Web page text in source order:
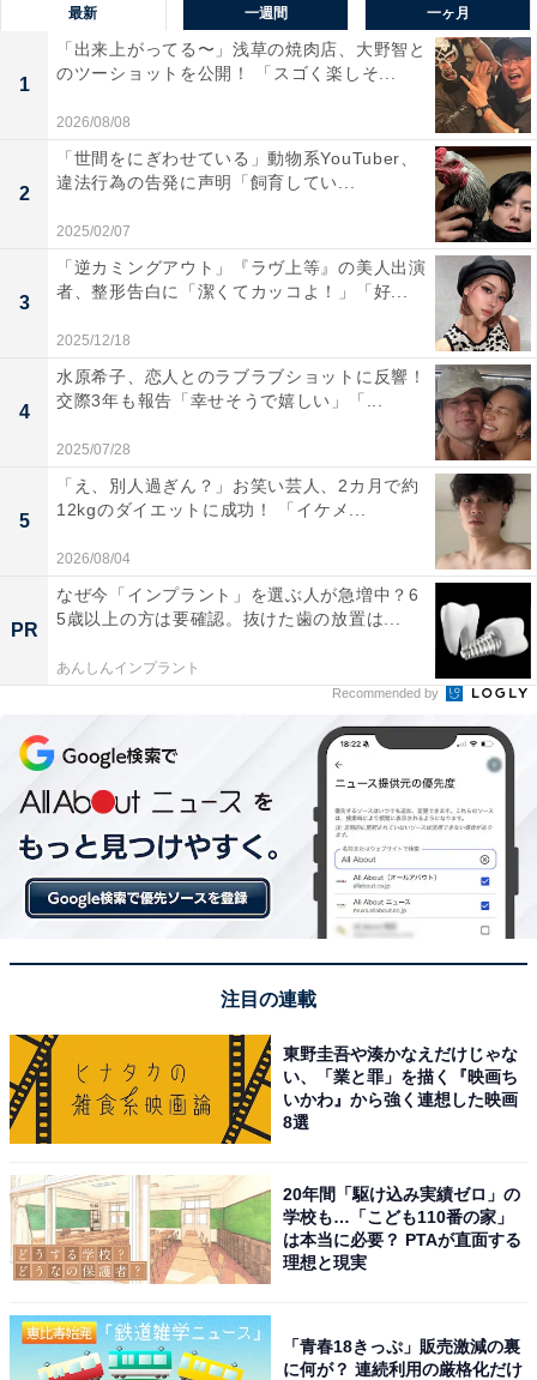
最新 一週間 一ヶ月
1
「出来上がってる〜」浅草の焼肉店、大野智と
のツーショットを公開！ 「スゴく楽しそ...
2026/08/08
2
「世間をにぎわせている」動物系YouTuber、
違法行為の告発に声明「飼育してい...
2025/02/07
3
「逆カミングアウト」『ラヴ上等』の美人出演
者、整形告白に「潔くてカッコよ！」「好...
2025/12/18
4
水原希子、恋人とのラブラブショットに反響！
交際3年も報告「幸せそうで嬉しい」「...
2025/07/28
5
「え、別人過ぎん？」お笑い芸人、2カ月で約
12kgのダイエットに成功！ 「イケメ...
2026/08/04
PR
なぜ今「インプラント」を選ぶ人が急増中？6
5歳以上の方は要確認。抜けた歯の放置は...
あんしんインプラント
Recommended by
注目の連載
東野圭吾や湊かなえだけじゃな
い、「業と罪」を描く『映画ち
いかわ』から強く連想した映画
8選
20年間「駆け込み実績ゼロ」の
学校も…「こども110番の家」
は本当に必要？ PTAが直面する
理想と現実
「青春18きっぷ」販売激減の裏
に何が？ 連続利用の厳格化だけ